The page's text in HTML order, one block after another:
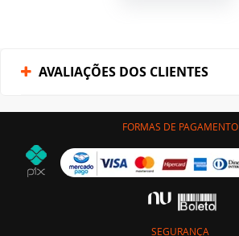
AVALIAÇÕES DOS CLIENTES
FORMAS DE PAGAMENTO
SEGURANÇA